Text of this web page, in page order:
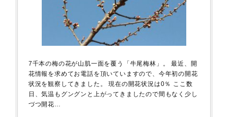
7千本の梅の花が山肌一面を覆う「牛尾梅林」。 最近、開
花情報を求めてお電話を頂いていますので、今年初の開花
状況を観察してきました。 現在の開花状況は0％ ここ数
日、気温もグングンと上がってきましたので間もなく少し
づつ開花…